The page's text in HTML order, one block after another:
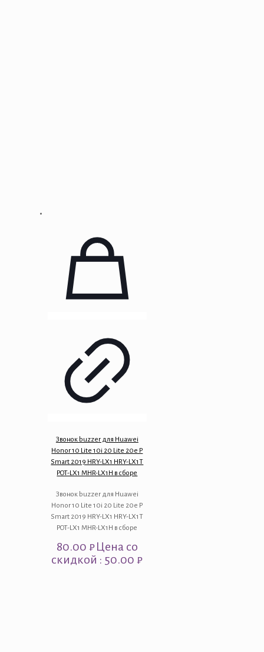
Звонок buzzer для Huawei
Honor 10 Lite 10i 20 Lite 20e P
Smart 2019 HRY-LX1 HRY-LX1T
POT-LX1 MHR-LX1H в сборе
Звонок buzzer для Huawei
Honor 10 Lite 10i 20 Lite 20e P
Smart 2019 HRY-LX1 HRY-LX1T
POT-LX1 MHR-LX1H в сборе
80.00 ₽Цена со
скидкой : 50.00 ₽